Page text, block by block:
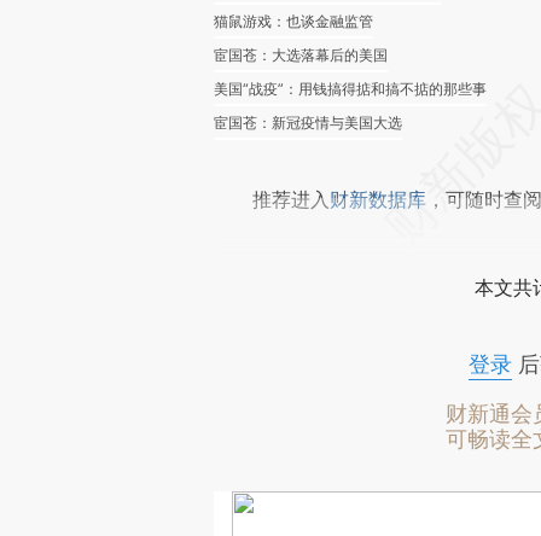
猫鼠游戏：也谈金融监管
宦国苍：大选落幕后的美国
美国“战疫”：用钱搞得掂和搞不掂的那些事
宦国苍：新冠疫情与美国大选
推荐进入 财新数据库 ，可随时查
本文共
登录后
财新通会
可畅读全